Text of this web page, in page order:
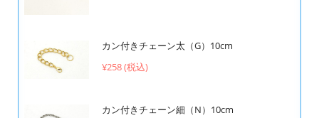
カン付きチェーン太（G）10cm
¥258 (税込)
カン付きチェーン細（N）10cm